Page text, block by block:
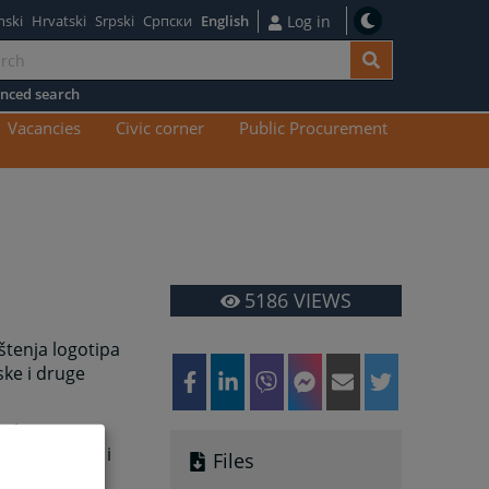
Hrvatski Srpski Српски English Log in
search
Vacancies Civic corner
Public Procurement
logotipa
i druge
kvalitetan i
5186 VIEWS
Files